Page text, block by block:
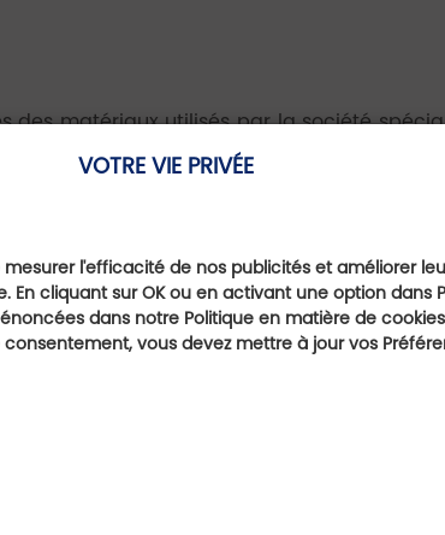
VOTRE VIE PRIVÉE
l'efficacité de nos publicités et améliorer
En cliquant sur OK ou en activant une option dans
dans notre Politique en matière de
vous devez mettre à jour vos
des matériaux utilisés par la société
naturelle. « C'est un peu déroutant
sont bien brossés et sablés
on retrouve les mêmes sensations. Une
merveilleux où l'on produit l'excellent
des passionnés, offrant une